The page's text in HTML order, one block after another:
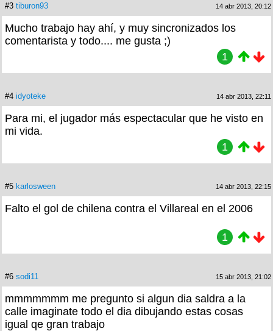
#3 tiburon93 14 abr 2013, 20:12
Mucho trabajo hay ahí, y muy sincronizados los
comentarista y todo.... me gusta ;)
1
#4 idyoteke 14 abr 2013, 22:11
Para mi, el jugador más espectacular que he visto en
mi vida.
1
#5 karlosween 14 abr 2013, 22:15
Falto el gol de chilena contra el Villareal en el 2006
1
#6 sodi11 15 abr 2013, 21:02
mmmmmmm me pregunto si algun dia saldra a la
calle imaginate todo el dia dibujando estas cosas
igual qe gran trabajo